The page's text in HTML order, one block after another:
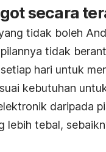
secara
tidak boleh
tidak
hari untuk
kebutuhan
daripada
lebih tebal,